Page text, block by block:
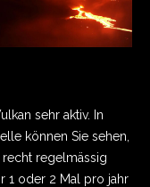
sehr aktiv. In
können Sie sehen,
regelmässig
1 oder 2 Mal pro jahr